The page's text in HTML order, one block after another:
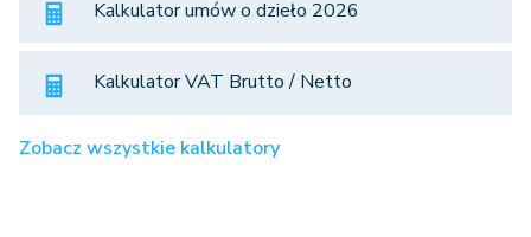
Kalkulator umów o dzieło 2026
Kalkulator VAT Brutto / Netto
Zobacz wszystkie kalkulatory